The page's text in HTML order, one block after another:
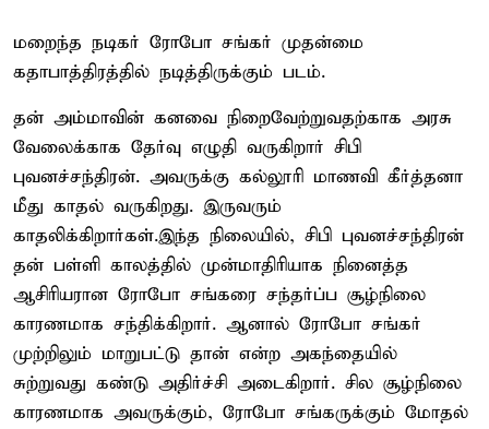
மறைந்த நடிகர் ரோபோ சங்கர் முதன்மை
கதாபாத்திரத்தில் நடித்திருக்கும் படம்.
தன் அம்மாவின் கனவை நிறைவேற்றுவதற்காக அரசு
வேலைக்காக தேர்வு எழுதி வருகிறார் சிபி
புவனச்சந்திரன். அவருக்கு கல்லூரி மாணவி கீர்த்தனா
மீது காதல் வருகிறது. இருவரும்
காதலிக்கிறார்கள்.இந்த நிலையில், சிபி புவனச்சந்திரன்
தன் பள்ளி காலத்தில் முன்மாதிரியாக நினைத்த
ஆசிரியரான ரோபோ சங்கரை சந்தர்ப்ப சூழ்நிலை
காரணமாக சந்திக்கிறார். ஆனால் ரோபோ சங்கர்
முற்றிலும் மாறுபட்டு தான் என்ற அகந்தையில்
சுற்றுவது கண்டு அதிர்ச்சி அடைகிறார். சில சூழ்நிலை
காரணமாக அவருக்கும், ரோபோ சங்கருக்கும் மோதல்